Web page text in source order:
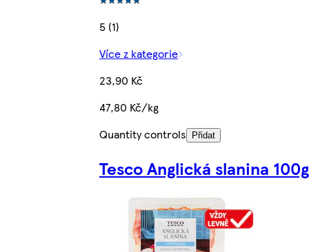
5 (1)
Více z kategorie
23,90 Kč
47,80 Kč/kg
Quantity controls
Přidat
Tesco Anglická slanina 100g